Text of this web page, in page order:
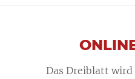
Das Dreiblatt wird